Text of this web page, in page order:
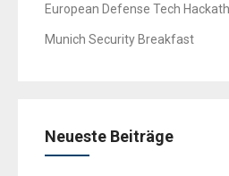
European Defense Tech
Munich Security Breakfast
Neueste Beiträge